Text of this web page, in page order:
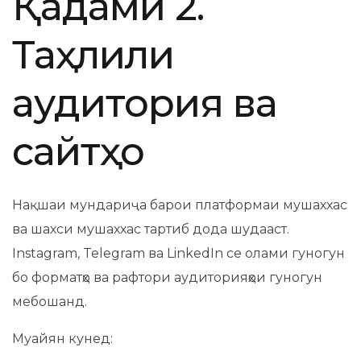
Таҳлили
аудитория ва
сайтҳо
Нақшаи мундариҷа барои платформаи мушаххас
ва шахси мушаххас тартиб дода шудааст.
Instagram, Telegram ва LinkedIn се олами гуногун
бо форматҳо ва рафтори аудиторияҳои гуногун
мебошанд.
Муайян кунед: